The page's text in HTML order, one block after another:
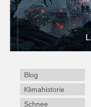
Blog
Klimahistorie
Schnee